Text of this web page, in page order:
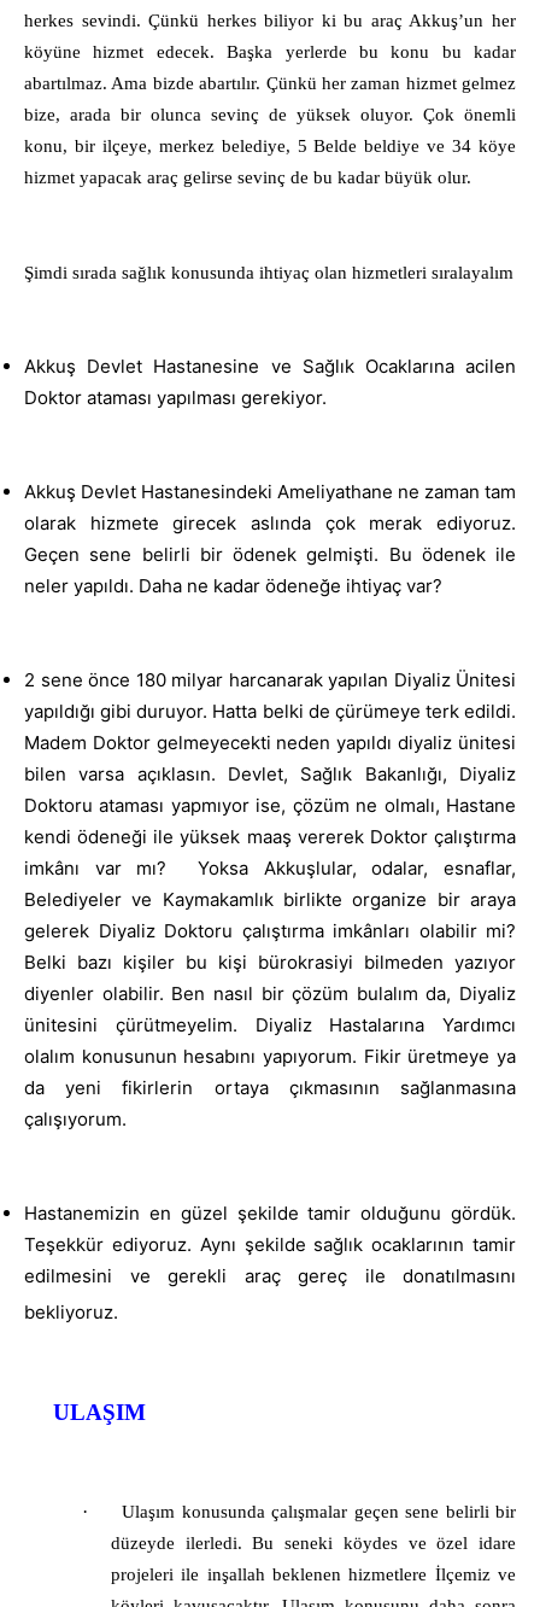
herkes sevindi. Çünkü herkes biliyor ki bu araç Akkuş’un her
köyüne hizmet edecek. Başka yerlerde bu konu bu kadar
abartılmaz. Ama bizde abartılır. Çünkü her zaman hizmet gelmez
bize, arada bir olunca sevinç de yüksek oluyor. Çok önemli
konu, bir ilçeye, merkez belediye, 5 Belde beldiye ve 34 köye
hizmet yapacak araç gelirse sevinç de bu kadar büyük olur.
Şimdi sırada sağlık konusunda ihtiyaç olan hizmetleri sıralayalım
Akkuş Devlet Hastanesine ve Sağlık Ocaklarına acilen
Doktor ataması yapılması gerekiyor.
Akkuş Devlet Hastanesindeki Ameliyathane ne zaman tam
olarak hizmete girecek aslında çok merak ediyoruz.
Geçen sene belirli bir ödenek gelmişti. Bu ödenek ile
neler yapıldı. Daha ne kadar ödeneğe ihtiyaç var?
2 sene önce 180 milyar harcanarak yapılan Diyaliz Ünitesi
yapıldığı gibi duruyor. Hatta belki de çürümeye terk edildi.
Madem Doktor gelmeyecekti neden yapıldı diyaliz ünitesi
bilen varsa açıklasın. Devlet, Sağlık Bakanlığı, Diyaliz
Doktoru ataması yapmıyor ise, çözüm ne olmalı, Hastane
kendi ödeneği ile yüksek maaş vererek Doktor çalıştırma
imkânı var mı?
Yoksa Akkuşlular, odalar, esnaflar,
Belediyeler ve Kaymakamlık birlikte organize bir araya
gelerek Diyaliz Doktoru çalıştırma imkânları olabilir mi?
Belki bazı kişiler bu kişi bürokrasiyi bilmeden yazıyor
diyenler olabilir. Ben nasıl bir çözüm bulalım da, Diyaliz
ünitesini çürütmeyelim. Diyaliz Hastalarına Yardımcı
olalım konusunun hesabını yapıyorum. Fikir üretmeye ya
da yeni fikirlerin ortaya çıkmasının sağlanmasına
çalışıyorum.
Hastanemizin en güzel şekilde tamir olduğunu gördük.
Teşekkür ediyoruz. Aynı şekilde sağlık ocaklarının tamir
edilmesini ve gerekli araç gereç ile donatılmasını
bekliyoruz.
ULAŞIM
·
Ulaşım konusunda çalışmalar geçen sene belirli bir
düzeyde ilerledi. Bu seneki köydes ve özel idare
projeleri ile inşallah beklenen hizmetlere İlçemiz ve